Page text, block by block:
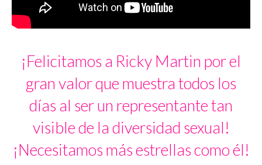
¡Felicitamos a Ricky Martin por el
gran valor que muestra todos los
días al ser un representante tan
visible de la diversidad sexual!
¡Necesitamos más estrellas como él!